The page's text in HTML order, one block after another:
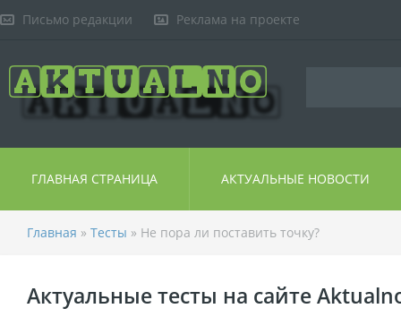
Письмо редакции Реклама на проекте
ГЛАВНАЯ СТРАНИЦА АКТУАЛЬНЫЕ НОВОСТИ
Главная » Тесты » Не пора ли поставить точку?
Актуальные тесты на сайте